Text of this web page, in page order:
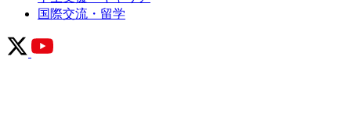
国際交流・留学